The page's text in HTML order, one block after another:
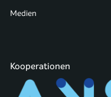
Medien
Kooperationen